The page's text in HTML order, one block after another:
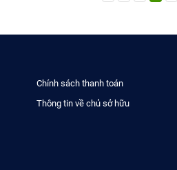
Chính sách thanh toán
Thông tin về chủ sở hữu